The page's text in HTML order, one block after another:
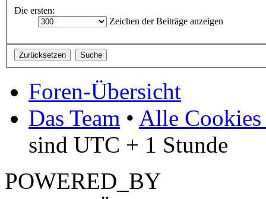
Die ersten:
Zeichen der Beiträge anzeigen
Foren-Übersicht
Das Team • Alle Cookies
sind UTC + 1 Stunde
POWERED_BY